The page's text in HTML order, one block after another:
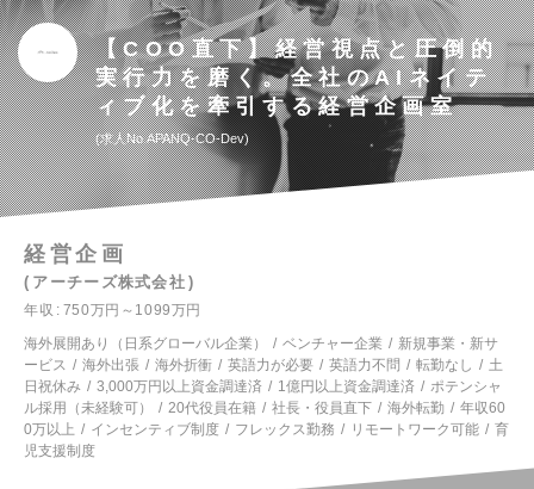
【COO直下】経営視点と圧倒的
実行力を磨く。全社のAIネイテ
ィブ化を牽引する経営企画室
求人No.APANQ-CO-Dev
経営企画
アーチーズ株式会社
年収
750万円～1099万円
海外展開あり（日系グローバル企業）
ベンチャー企業
新規事業・新サ
ービス
海外出張 海外折衝 英語力が必要 英語力不問 転勤なし
土
日祝休み
3,000万円以上資金調達済 1億円以上資金調達済
ポテンシャ
ル採用（未経験可）
20代役員在籍 社長・役員直下 海外転勤
年収60
0万以上
インセンティブ制度 フレックス勤務 リモートワーク可能
育
児支援制度